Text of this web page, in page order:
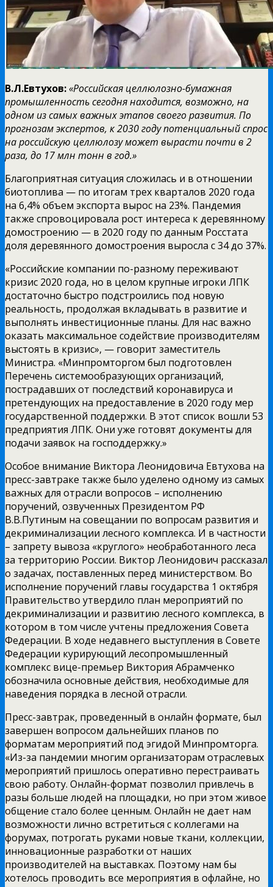
В.Л.Евтухов:«Российская целлюлозно-бумажная
промышленность сегодня находится, возможно, на
одном из самых важных этапов своего развития. По
прогнозам экспертов, к 2030 году потенциальный спрос
на российскую целлюлозу может вырасти почти в 2
раза, до 17 млн тонн в год.»
Благоприятная ситуация сложилась и в отношении
биотоплива — по итогам трех кварталов 2020 года
на 6,4% объем экспорта вырос на 23%. Пандемия
также спровоцировала рост интереса к деревянному
домостроению — в 2020 году по данным Росстата
доля деревянного домостроения выросла с 34 до 37%.
«Российские компании по-разному переживают
кризис 2020 года, но в целом крупные игроки ЛПК
достаточно быстро подстроились под новую
реальность, продолжая вкладывать в развитие и
выполнять инвестиционные планы. Для нас важно
оказать максимальное содействие производителям
выстоять в кризис», — говорит заместитель
Министра. «Минпромторгом был подготовлен
Перечень системообразующих организаций,
пострадавших от последствий коронавируса и
претендующих на предоставление в 2020 году мер
государственной поддержки. В этот список вошли 53
предприятия ЛПК. Они уже готовят документы для
подачи заявок на господдержку.»
Особое внимание Виктора Леонидовича Евтухова на
пресс-завтраке также было уделено одному из самых
важных для отрасли вопросов – исполнению
поручений, озвученных Президентом РФ
В.В.Путиным на совещании по вопросам развития и
декриминализации лесного комплекса. И в частности
– запрету вывоза «круглого» необработанного леса
за территорию России. Виктор Леонидович рассказал
о задачах, поставленных перед министерством. Во
исполнение поручений главы государства 1 октября
Правительство утвердило план мероприятий по
декриминализации и развитию лесного комплекса, в
котором в том числе учтены предложения Совета
Федерации. В ходе недавнего выступления в Совете
Федерации курирующий лесопромышленный
комплекс вице-премьер Виктория Абрамченко
обозначила основные действия, необходимые для
наведения порядка в лесной отрасли.
Пресс-завтрак, проведенный в онлайн формате, был
завершен вопросом дальнейших планов по
форматам мероприятий под эгидой Минпромторга.
«Из-за пандемии многим организаторам отраслевых
мероприятий пришлось оперативно перестраивать
свою работу. Онлайн-формат позволил привлечь в
разы больше людей на площадки, но при этом живое
общение стало более ценным. Онлайн не дает нам
возможности лично встретиться с коллегами на
форумах, потрогать руками новые ткани, коллекции,
инновационные разработки от наших
производителей на выставках. Поэтому нам бы
хотелось проводить все мероприятия в офлайне, но